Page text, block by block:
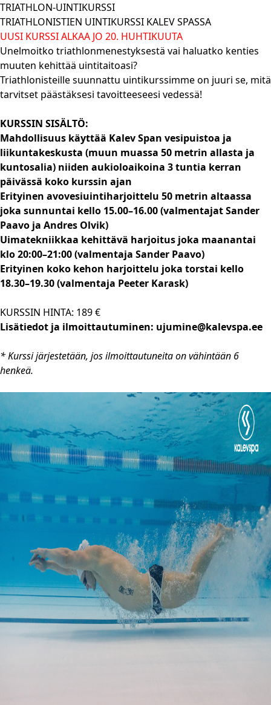
TRIATHLON-UINTIKURSSI
TRIATHLONISTIEN UINTIKURSSI KALEV SPASSA
UUSI KURSSI ALKAA JO 20. HUHTIKUUTA
Unelmoitko triathlonmenestyksestä vai haluatko kenties
muuten kehittää uintitaitoasi?
Triathlonisteille suunnattu uintikurssimme on juuri se, mitä
tarvitset päästäksesi tavoitteeseesi vedessä!
KURSSIN SISÄLTÖ:
Mahdollisuus käyttää Kalev Span vesipuistoa ja
liikuntakeskusta (muun muassa 50 metrin allasta ja
kuntosalia) niiden aukioloaikoina 3 tuntia kerran
päivässä koko kurssin ajan
Erityinen avovesiuintiharjoittelu 50 metrin altaassa
joka sunnuntai kello 15.00–16.00 (valmentajat Sander
Paavo ja Andres Olvik)
Uimatekniikkaa kehittävä harjoitus joka maanantai
klo 20:00–21:00 (valmentaja Sander Paavo)
Erityinen koko kehon harjoittelu joka torstai kello
18.30–19.30 (valmentaja Peeter Karask)
KURSSIN HINTA: 189 €
Lisätiedot ja ilmoittautuminen: ujumine@kalevspa.ee
* Kurssi järjestetään, jos ilmoittautuneita on vähintään 6
henkeä.